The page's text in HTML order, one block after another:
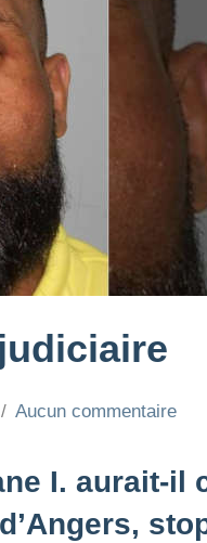
Aucun commentaire
I. aurait-il